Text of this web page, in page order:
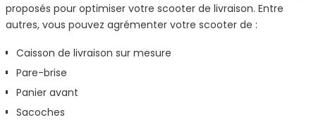
proposés pour optimiser votre scooter de livraison. Entre
autres, vous pouvez agrémenter votre scooter de :
Caisson de livraison sur mesure
Pare-brise
Panier avant
Sacoches